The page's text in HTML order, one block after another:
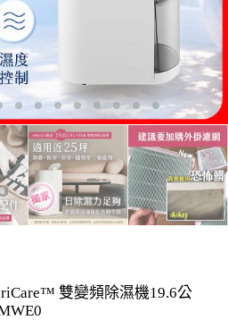
雙變頻除濕機19.6公